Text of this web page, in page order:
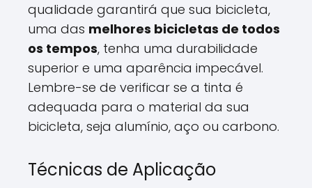
qualidade garantirá que sua bicicleta,
uma das melhores bicicletas de todos
os tempos, tenha uma durabilidade
superior e uma aparência impecável.
Lembre-se de verificar se a tinta é
adequada para o material da sua
bicicleta, seja alumínio, aço ou carbono.
Técnicas de Aplicação